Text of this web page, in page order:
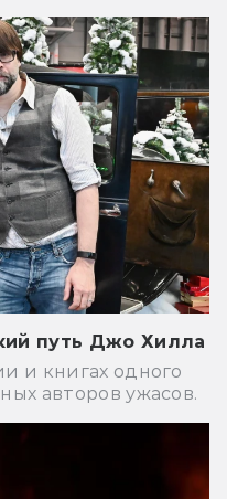
путь Джо Хилла
и книгах одного
авторов ужасов.